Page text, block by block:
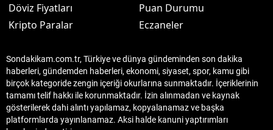
Döviz Fiyatları
Kripto Paralar
Puan Durumu
Eczaneler
Sondakikam.com.tr, Türkiye ve dünya gündeminden son dakika
haberleri, gündemden haberleri, ekonomi, siyaset, spor, kamu gibi
birçok kategoride zengin içeriği okurlarına sunmaktadır. İçeriklerinin
tamamı telif hakkı ile korunmaktadır. İzin alınmadan ve kaynak
gösterilerek dahi alıntı yapılamaz, kopyalanamaz ve başka
platformlarda yayınlanamaz. Aksi halde kanuni yaptırımları